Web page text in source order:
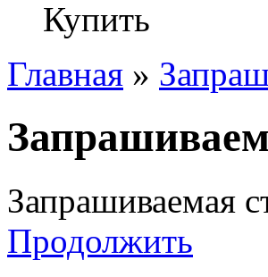
Купить
Главная »
Запрашиваемая
Продолжить